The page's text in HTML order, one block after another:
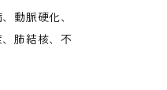
動脈硬化、
肺結核、不